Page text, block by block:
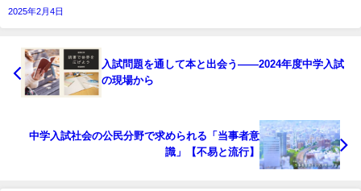
2025年2月4日
入試問題を通して本と出会う――2024年度中学入試
の現場から
中学入試社会の公民分野で求められる「当事者意
識」【不易と流行】